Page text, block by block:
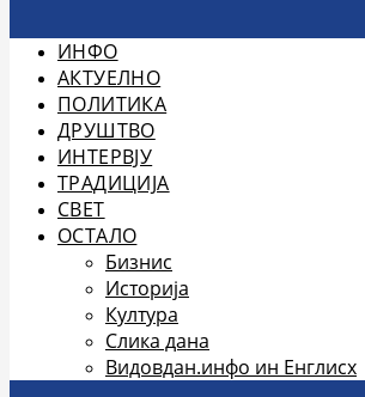
ИНФО
АКТУЕЛНО
ПОЛИТИКА
ДРУШТВО
ИНТЕРВЈУ
ТРАДИЦИЈА
СВЕТ
ОСТАЛО
Бизнис
Историја
Култура
Слика дана
Видовдан.инфо ин Енглисх